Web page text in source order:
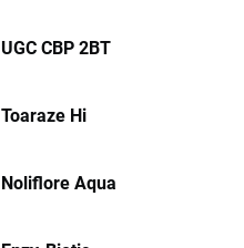
UGC CBP 2BT
Toaraze Hi
Noliflore Aqua